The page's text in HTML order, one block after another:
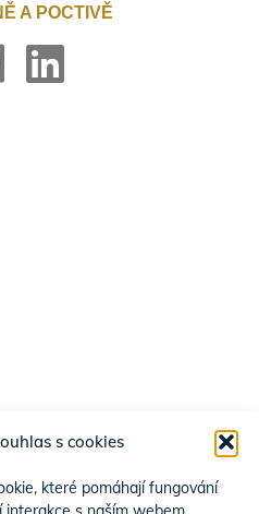
s cookies
které pomáhají fungování
A POCTIVĚ